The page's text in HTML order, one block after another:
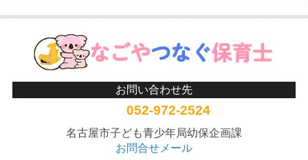
お問い合わせ先
052-972-2524
名古屋市子ども青少年局幼保企画課
お問合せメール